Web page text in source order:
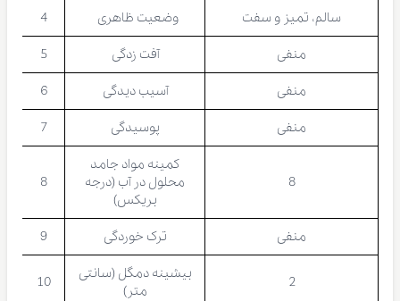
سالم، تمیز و سفت وضعیت ظاهری 4
منفی آفت زدگی 5
منفی آسیب دیدگی 6
منفی پوسیدگی 7
8
کمینه مواد جامد
محلول در آب (درجه
بریکس)
8
منفی ترک خوردگی 9
2
بیشینه دمگل (سانتی
متر)
10